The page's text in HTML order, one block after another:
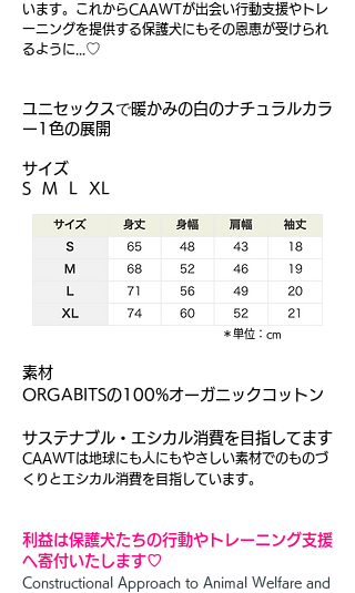
います。これからCAAWTが出会い行動支援やトレ
ーニングを提供する保護犬にもその恩恵が受けられ
るように... ♡
ユニセックス で暖かみの白のナチュラルカラ
ー1色の展開
サイズ
S M L​ XL
＊単位：cm
素材
ORGABITSの100%オーガニックコットン
サステナブル・エシカル消費を目指してます
​CAAWTは地球にも人にもやさしい素材でのものづ
くりとエシカル消費を目指しています。
利益は保護犬たちの行動やトレーニング支援
へ寄付いたします♡
Constructional Approach to Animal Welfare and